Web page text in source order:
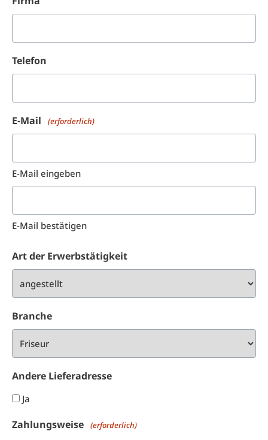
Telefon
E-Mail (erforderlich)
E-Mail eingeben
E-Mail bestätigen
Art der Erwerbstätigkeit
Branche
Andere Lieferadresse
Ja
Zahlungsweise (erforderlich)